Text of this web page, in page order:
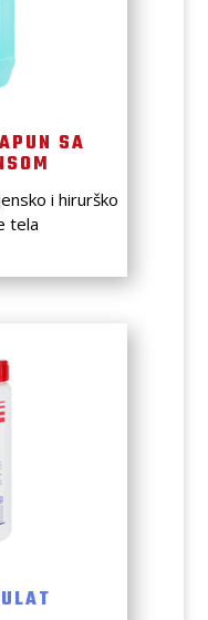
SA
i hirurško
tela